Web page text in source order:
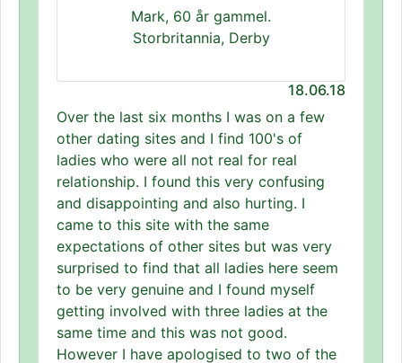
Mark, 60 år gammel.
Storbritannia, Derby
18.06.18
Over the last six months I was on a few
other dating sites and I find 100's of
ladies who were all not real for real
relationship. I found this very confusing
and disappointing and also hurting. I
came to this site with the same
expectations of other sites but was very
surprised to find that all ladies here seem
to be very genuine and I found myself
getting involved with three ladies at the
same time and this was not good.
However I have apologised to two of the